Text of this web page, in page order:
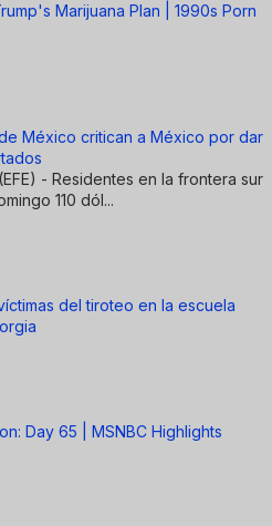
Marijuana Plan | 1990s Porn
México critican a México por dar
- Residentes en la frontera sur
110 dól...
del tiroteo en la escuela
Day 65 | MSNBC Highlights